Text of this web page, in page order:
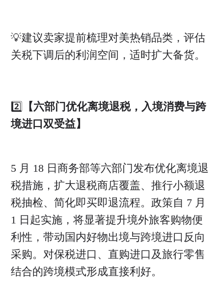
💡建议卖家提前梳理对美热销品类，评估
关税下调后的利润空间，适时扩大备货。
2️⃣
【六部门优化离境退税，入境消费与跨
境进口双受益】
5 月 18 日商务部等六部门发布优化离境退
税措施，扩大退税商店覆盖、推行小额退
税抽检、简化即买即退流程。政策自 7 月
1 日起实施，将显著提升境外旅客购物便
利性，带动国内好物出境与跨境进口反向
采购。对保税进口、直购进口及旅行零售
结合的跨境模式形成直接利好。